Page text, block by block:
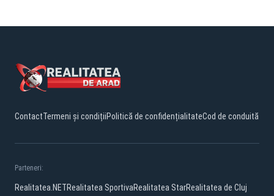
ContactTermeni și condițiiPolitică de confidențialitateCod de conduită
Parteneri:
Realitatea.NETRealitatea SportivaRealitatea StarRealitatea de Cluj